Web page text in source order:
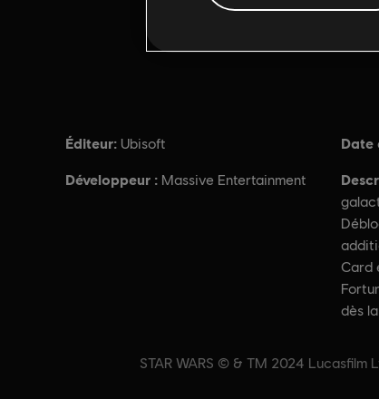
Éditeur: Ubisoft
Développeur : Massive Entertainment
Date
Card
dès
STAR WARS © & TM 2024